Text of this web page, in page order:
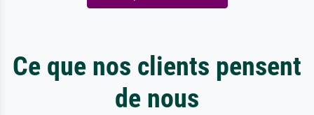
Ce que nos clients pensent
de nous